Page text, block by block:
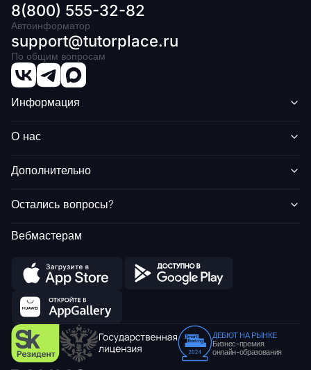
8(800) 555-32-82
Автоинформатор
support@tutorplace.ru
По общим вопросам
Информация
О нас
Дополнительно
Остались вопросы?
Вебмастерам
ДЕБЮТ НА РЫНКЕ
Бизнес-премия
онлайн-образования